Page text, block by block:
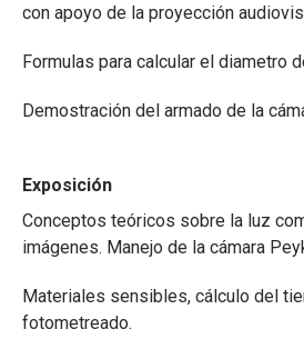
con apoyo de la proyección
Formulas para calcular el diametro
Demostración del armado de la
Exposición
Conceptos teóricos sobre la luz
imágenes. Manejo de la cámara
Materiales sensibles, cálculo del
fotometreado.